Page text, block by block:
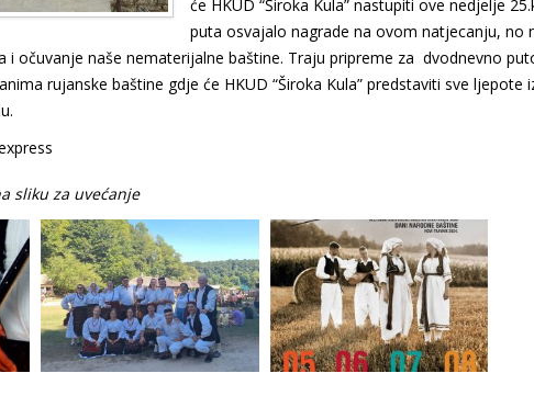
će HKUD “Široka Kula” nastupiti ove nedjelje
puta osvajalo nagrade na ovom natjecanju, no
i očuvanje naše nematerijalne baštine. Traju pripreme za dvodnevno
rujanske baštine gdje će HKUD “Široka Kula” predstaviti sve ljepote
sliku za uvećanje